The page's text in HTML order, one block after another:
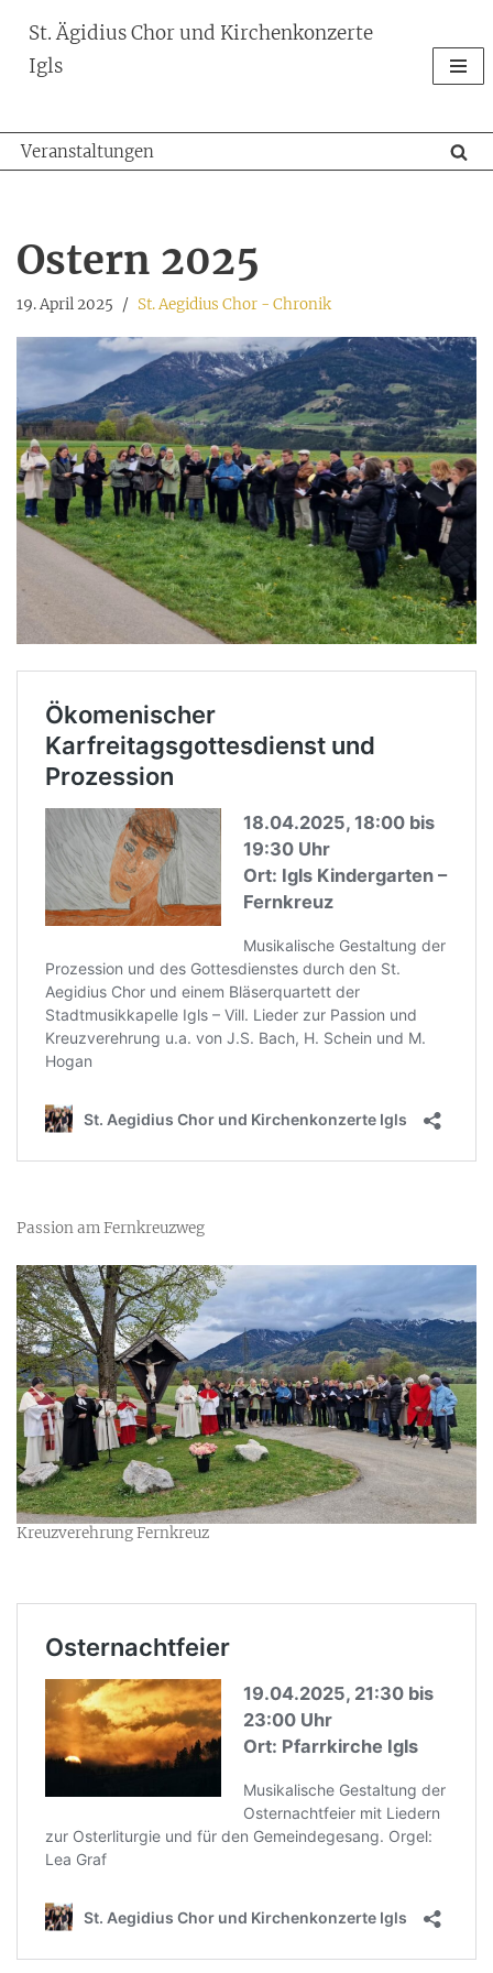
Zum
Inhalt
St. Ägidius Chor und Kirchenkonzerte
Igls
Veranstaltungen
Ostern 2025
19. April 2025 St. Aegidius Chor - Chronik
Passion am Fernkreuzweg
Kreuzverehrung Fernkreuz